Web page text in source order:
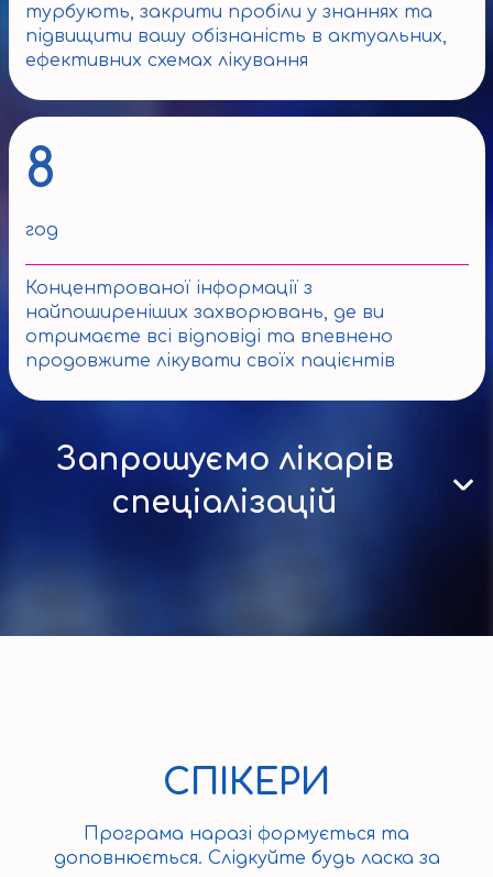
турбують, закрити пробіли у знаннях та
підвищити вашу обізнаність в актуальних,
ефективних схемах лікування
8
год
Концентрованої інформації з
найпоширеніших захворювань, де ви
отримаєте всі відповіді та впевнено
продовжите лікувати своїх пацієнтів
Запрошуємо лікарів
спеціалізацій
СПІКЕРИ
Програма наразі формується та
доповнюється. Слідкуйте будь ласка за